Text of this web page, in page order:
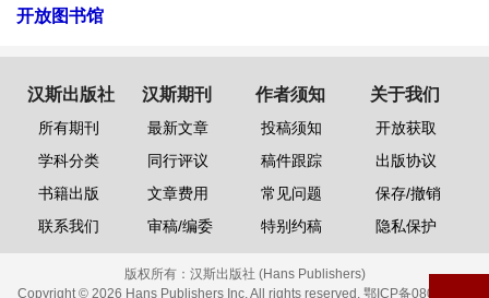
开放图书馆
汉斯出版社
所有期刊
学科分类
书籍出版
联系我们
汉斯期刊
最新文章
同行评议
文章费用
审稿/编委
作者须知
投稿须知
稿件跟踪
常见问题
特别约稿
关于我们
开放获取
出版协议
保存/撤销
隐私保护
版权所有： 汉斯出版社 (Hans Publishers)
Copyright © 2026 Hans Publishers Inc. All rights reserved. 鄂ICP备08006613